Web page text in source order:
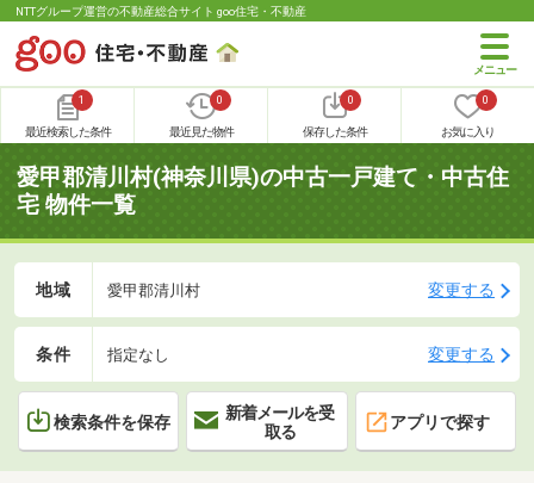
NTTグループ運営の不動産総合サイト goo住宅・不動産
1
最近検索した条件
0
最近見た物件
0
保存した条件
0
お気に入り
愛甲郡清川村(神奈川県)の中古一戸建て・中古住
宅 物件一覧
地域 愛甲郡清川村 変更する
条件 指定なし 変更する
検索条件を保存
新着メールを受
取る
アプリで探す